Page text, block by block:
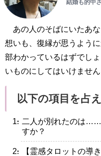
結婚も的中
あの人のそばにいたあ
想いも、復縁が思うよう
部わかっているはずでし
いものにしてはいけません
以下の項目を占
・二人が別れたのは……
すか？
・【霊感タロットの導